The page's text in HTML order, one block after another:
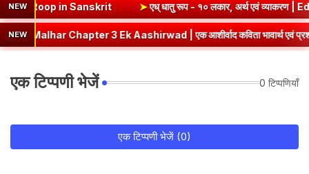
NEW | Sev Dhatu Roop in Sanskrit ➤एध् धातु रूप - १० लकार, अर्थ
NEW 3 Ek Aashirwad | एक आशीर्वाद कविता भावार्थ एवं प्रश्नोत्तर ➤
एक टिप्पणी भेजें 0 टिप्पणियाँ
एक टिप्पणी भेजें (0)